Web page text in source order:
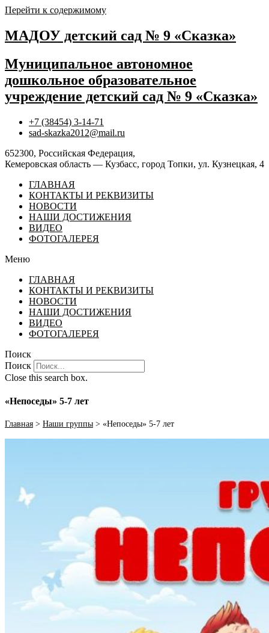
Перейти к содержимому
МАДОУ детский сад № 9 «Сказка»
Муниципальное автономное
дошкольное образовательное
учреждение детский сад № 9 «Сказка»
+7 (38454) 3-14-71
sad-skazka2012@mail.ru
652300, Российская Федерация,
Кемеровская область — Кузбасс, город Топки, ул. Кузнецкая, 4
ГЛАВНАЯ
КОНТАКТЫ И РЕКВИЗИТЫ
НОВОСТИ
НАШИ ДОСТИЖЕНИЯ
ВИДЕО
ФОТОГАЛЕРЕЯ
Меню
ГЛАВНАЯ
КОНТАКТЫ И РЕКВИЗИТЫ
НОВОСТИ
НАШИ ДОСТИЖЕНИЯ
ВИДЕО
ФОТОГАЛЕРЕЯ
Поиск
Поиск
Close this search box.
«Непоседы» 5-7 лет
Главная > Наши группы > «Непоседы» 5-7 лет